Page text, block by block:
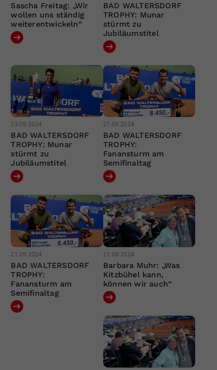
Sascha Freitag: „Wir
wollen uns ständig
weiterentwickeln“
BAD WALTERSDORF
TROPHY: Munar
stürmt zu
Jubiläumstitel
23.09.2024
BAD WALTERSDORF
TROPHY: Munar
stürmt zu
Jubiläumstitel
21.09.2024
BAD WALTERSDORF
TROPHY:
Fanansturm am
Semifinaltag
21.09.2024
BAD WALTERSDORF
TROPHY:
Fanansturm am
Semifinaltag
21.09.2024
Barbara Muhr: „Was
Kitzbühel kann,
können wir auch“